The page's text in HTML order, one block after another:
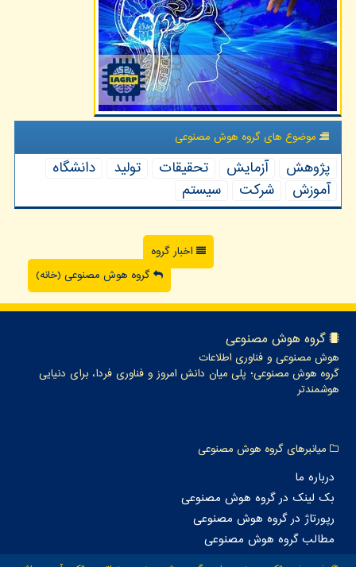
موضوع های گروه هوش مصنوعی
پژوهش آزمایش تحقیقات تولید
دانشگاه
آموزش
شركت سیستم
اخبار گروه
گروه هوش مصنوعی (خانه)
گروه هوش مصنوعی
هوش مصنوعی و فناوری اطلاعات
گروه هوش مصنوعی؛ پلی میان دانش امروز و فناوری فردا، برای دنیایی
هوشمندتر
میانبرهای گروه هوش مصنوعی
درباره ما
بک لینک در گروه هوش مصنوعی
رپورتاژ در گروه هوش مصنوعی
مطالب گروه هوش مصنوعی